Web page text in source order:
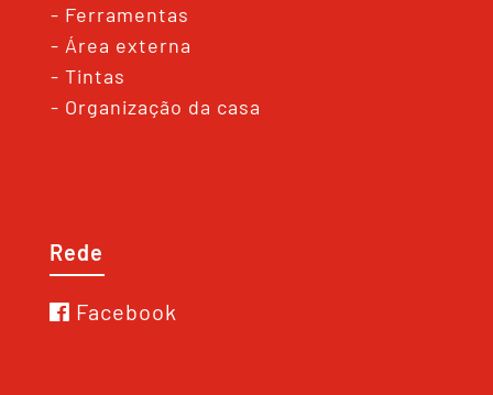
- Ferramentas
- Área externa
- Tintas
- Organização da casa
Rede
Facebook